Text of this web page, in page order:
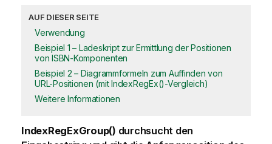
AUF DIESER SEITE
Verwendung
Beispiel 1 – Ladeskript zur Ermittlung der Positionen
von ISBN-Komponenten
Beispiel 2 – Diagrammformeln zum Auffinden von
URL-Positionen (mit IndexRegEx()-Vergleich)
Weitere Informationen
IndexRegExGroup() durchsucht den